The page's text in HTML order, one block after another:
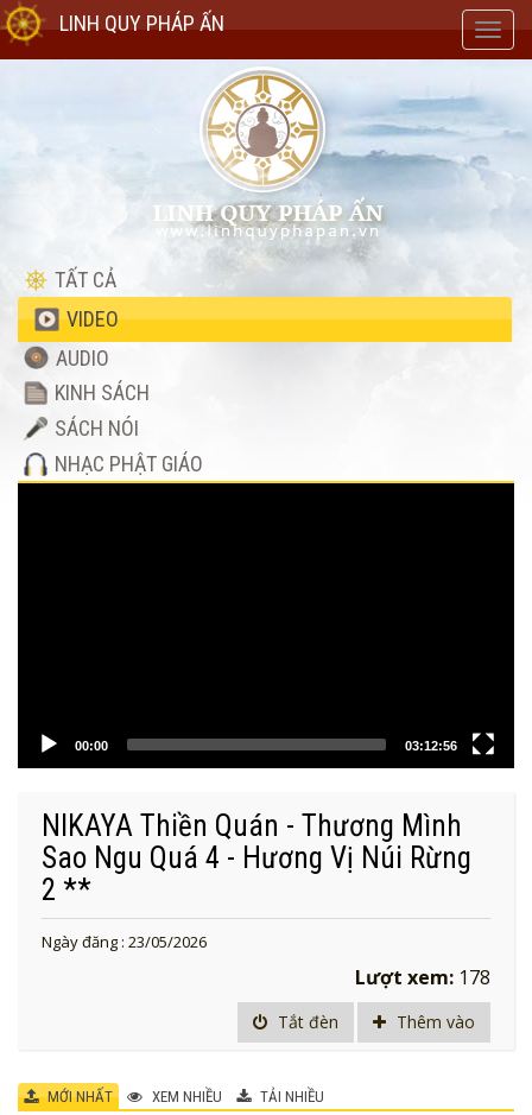
LINH QUY PHÁP ẤN
TẤT CẢ
VIDEO
AUDIO
KINH SÁCH
SÁCH NÓI
NHẠC PHẬT GIÁO
00:00 03:12:56
NIKAYA Thiền Quán - Thương Mình
Sao Ngu Quá 4 - Hương Vị Núi Rừng
2 **
Ngày đăng : 23/05/2026
Lượt xem: 178
Tắt đèn Thêm vào
MỚI NHẤT XEM NHIỀU TẢI NHIỀU